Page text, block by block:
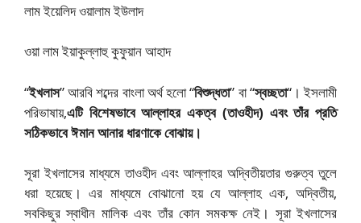
লাম ইয়েলিদ ওয়ালাম ইউলাদ
ওয়া লাম ইয়াকুল্লাহু কুফুয়ান আহাদ
“ইখলাস” আরবি শব্দের বাংলা অর্থ হলো “বিশুদ্ধতা” বা “স্বচ্ছতা“। ইসলামী
পরিভাষায়,এটি বিশেষভাবে আল্লাহর একত্ব (তাওহীদ) এবং তাঁর প্রতি
সঠিকভাবে ঈমান আনার ধারণাকে বোঝায়।
সূরা ইখলাসের মাধ্যমে তাওহীদ এবং আল্লাহর অদ্বিতীয়তার গুরুত্ব তুলে
ধরা হয়েছে। এর মাধ্যমে বোঝানো হয় যে আল্লাহ এক, অদ্বিতীয়,
সবকিছুর স্বাধীন মালিক এবং তাঁর কোন সমকক্ষ নেই। সূরা ইখলাসের